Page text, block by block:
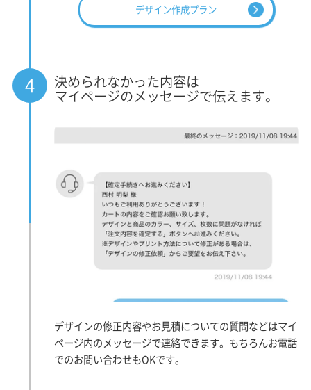
デザイン作成プラン
4
決められなかった内容は
マイページのメッセージで伝えます。
デザインの修正内容やお見積についての質問などはマイ
ページ内のメッセージで連絡できます。もちろんお電話
でのお問い合わせもOKです。